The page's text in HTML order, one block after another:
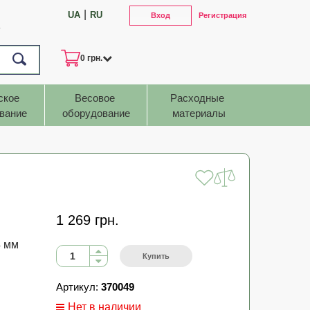
UA RU Вход Регистрация
0 грн.
Весовое
оборудование
Расходные
материалы
мм
1 269 грн.
Купить
Артикул: 370049
Нет в наличии